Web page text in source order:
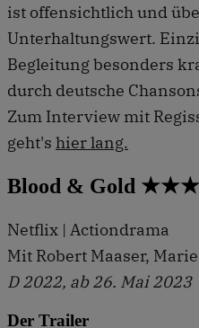
ist offensichtlich und
Unterhaltungswert.
Begleitung besonders
durch deutsche
Zum Interview mit
geht's hier lang.
Blood & Gold
Netflix | Actiondrama
Mit Robert Maaser,
D 2022, ab 26. Mai 2023
Der Trailer